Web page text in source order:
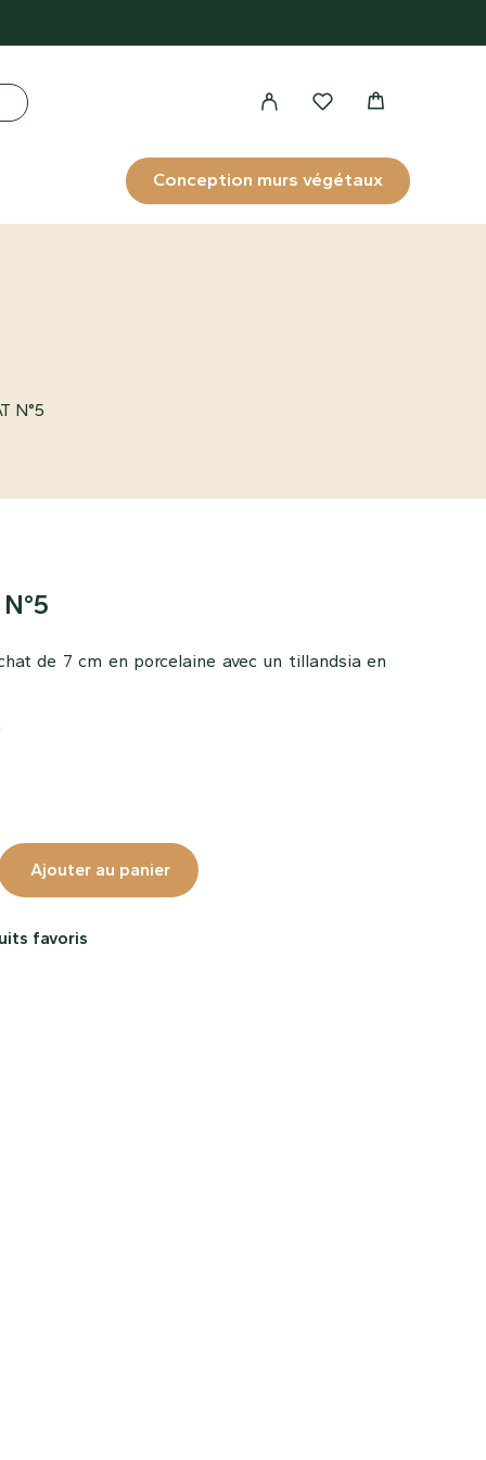
Conception murs végétaux
N°5
de 7 cm en porcelaine avec un tillandsia en
Ajouter au panier
favoris